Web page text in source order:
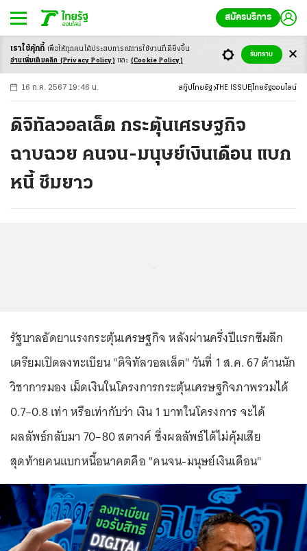
สมัครบริการ
-ก ก ก+
16 ก.ค. 2567 19:46 น. สกู๊ปไทยรัฐ THE ISSUEไทยรัฐออนไลน์
ดิจิทัลวอลเล็ต กระตุ้นเศรษฐกิจ
ฉาบฉวย คนจน-มนุษย์เงินเดือน แบก
หนี้ ซึมยาว
รัฐบาลอัดยาแรงกระตุ้นเศรษฐกิจ หลังผ่านครึ่งปีแรกซึมลึก
เตรียมเปิดลงทะเบียน "ดิจิทัลวอลเล็ต" วันที่ 1 ส.ค. 67 ด้านนัก
วิชาการมอง เม็ดเงินในโครงการกระตุ้นเศรษฐกิจภาพรวมได้
0.7–0.8 เท่า หรือเท่ากับว่า เงิน 1 บาทในโครงการ จะได้
ผลลัพธ์กลับมา 70–80 สตางค์ ซึ่งผลลัพธ์ได้ไม่คุ้มเสีย
สุดท้ายคนแบกหนี้อนาคตคือ "คนจน-มนุษย์เงินเดือน"
เราใช้คุ้กกี้ เพื่อให้ทุกคนได้ประสบการณ์การใช้งานที่ดียิ่งขึ้น
อ่านเพิ่มเติมคลิก (Privacy Policy) และ (Cookie Policy)
รับทราบ